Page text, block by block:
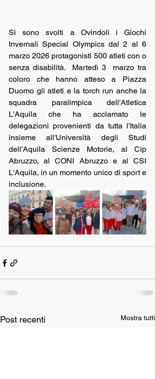
Si sono svolti a Ovindoli i Giochi
Invernali Special Olympics dal 2 al 6
marzo 2026 protagonisti 500 atleti con o
senza disabilità.  Martedì 3  marzo tra
coloro che hanno atteso a Piazza
Duomo gli atleti e la torch run anche la
squadra paralimpica dell'Atletica
L'Aquila che ha acclamato le
delegazioni provenienti da tutta l'Italia
insieme all'Università degli Studi
dell'Aquila Scienze Motorie, al Cip
Abruzzo, al CONI Abruzzo e al CSI
L'Aquila, in un momento unico di sport e
inclusione.
Post recenti Mostra tutti